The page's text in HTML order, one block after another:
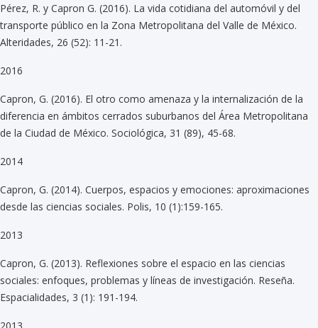
Pérez, R. y Capron G. (2016). La vida cotidiana del automóvil y del
transporte público en la Zona Metropolitana del Valle de México.
Alteridades, 26 (52): 11-21.
2016
Capron, G. (2016). El otro como amenaza y la internalización de la
diferencia en ámbitos cerrados suburbanos del Área Metropolitana
de la Ciudad de México. Sociológica, 31 (89), 45-68.
2014
Capron, G. (2014). Cuerpos, espacios y emociones: aproximaciones
desde las ciencias sociales. Polis, 10 (1):159-165.
2013
Capron, G. (2013). Reflexiones sobre el espacio en las ciencias
sociales: enfoques, problemas y líneas de investigación. Reseña.
Espacialidades, 3 (1): 191-194.
2013